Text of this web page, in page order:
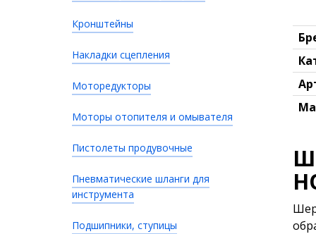
Кронштейны
Накладки сцепления
Моторедукторы
Моторы отопителя и омывателя
Пистолеты продувочные
Пневматические шланги для
инструмента
Подшипники, ступицы